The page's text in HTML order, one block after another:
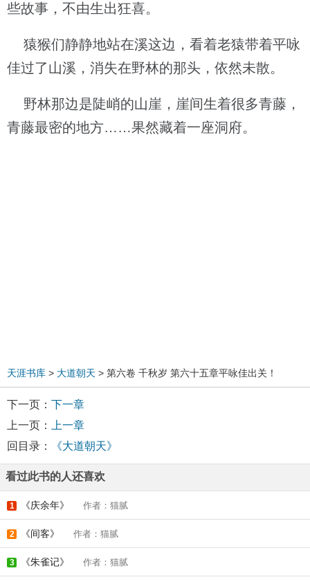
些故事，不由生出狂喜。
猿猴们静静地站在溪这边，看着老猿带着平咏
佳过了山溪，消失在野林的那头，依然未散。
野林那边是陡峭的山崖，崖间生着很多青藤，
青藤最密的地方……果然藏着一座洞府。
天涯书库 > 大道朝天 > 第六卷 千秋岁 第六十五章平咏佳出关！
下一页： 下一章
上一页：
上一章
回目录：
《大道朝天》
看过此书的人还喜欢
1 《庆余年》 作者：猫腻
2 《间客》 作者：猫腻
3 《朱雀记》 作者：猫腻